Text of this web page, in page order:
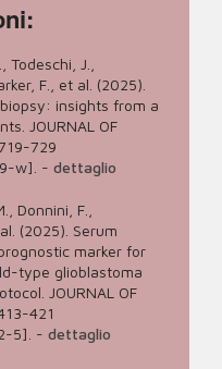
J.,
F., et al. (2025).
insights from a
JOURNAL OF
729
w]. - dettaglio
Donnini, F.,
(2025). Serum
marker for
type glioblastoma
JOURNAL OF
421
5]. - dettaglio